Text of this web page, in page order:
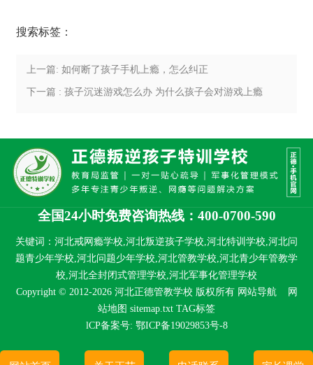
搜索标签：
上一篇: 如何断了孩子手机上瘾，怎么纠正
下一篇 : 孩子沉迷游戏怎么办 为什么孩子会对游戏上瘾
全国24小时免费咨询热线：400-0700-590
关键词：河北戒网瘾学校,河北叛逆孩子学校,河北特训学校,河北问
题青少年学校,河北问题少年学校,河北管教学校,河北青少年管教学
校,河北全封闭式管理学校,河北军事化管理学校
Copyright © 2012-2026 河北正德管教学校 版权所有 网站导航
网
站地图 sitemap.txt TAG标签
lCP备案号: 鄂ICP备19029853号-8